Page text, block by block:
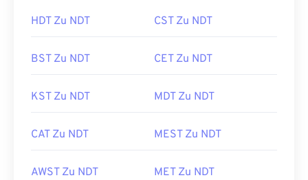
HDT Zu NDT CST Zu NDT
BST Zu NDT CET Zu NDT
KST Zu NDT MDT Zu NDT
CAT Zu NDT MEST Zu NDT
AWST Zu NDT MET Zu NDT